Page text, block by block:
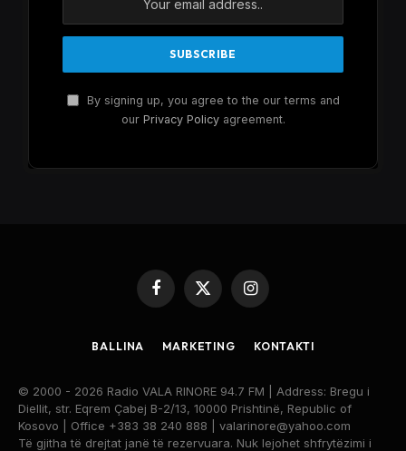
By signing up, you agree to the our terms and
our Privacy Policyagreement.
Facebook
X
(Twitter)
Instagram
BALLINA MARKETING KONTAKTI
© 2000 - 2026 Radio VALA RINORE 94.7 FM | Address: Bregu i
Diellit, str. Eqrem Çabej B-2/13, 10000 Prishtinë, Republic of
Kosovo | Office +383 38 240 888 | valarinore@yahoo.com
Të gjitha të drejtat janë të rezervuara. Nuk lejohet shfrytëzimi i